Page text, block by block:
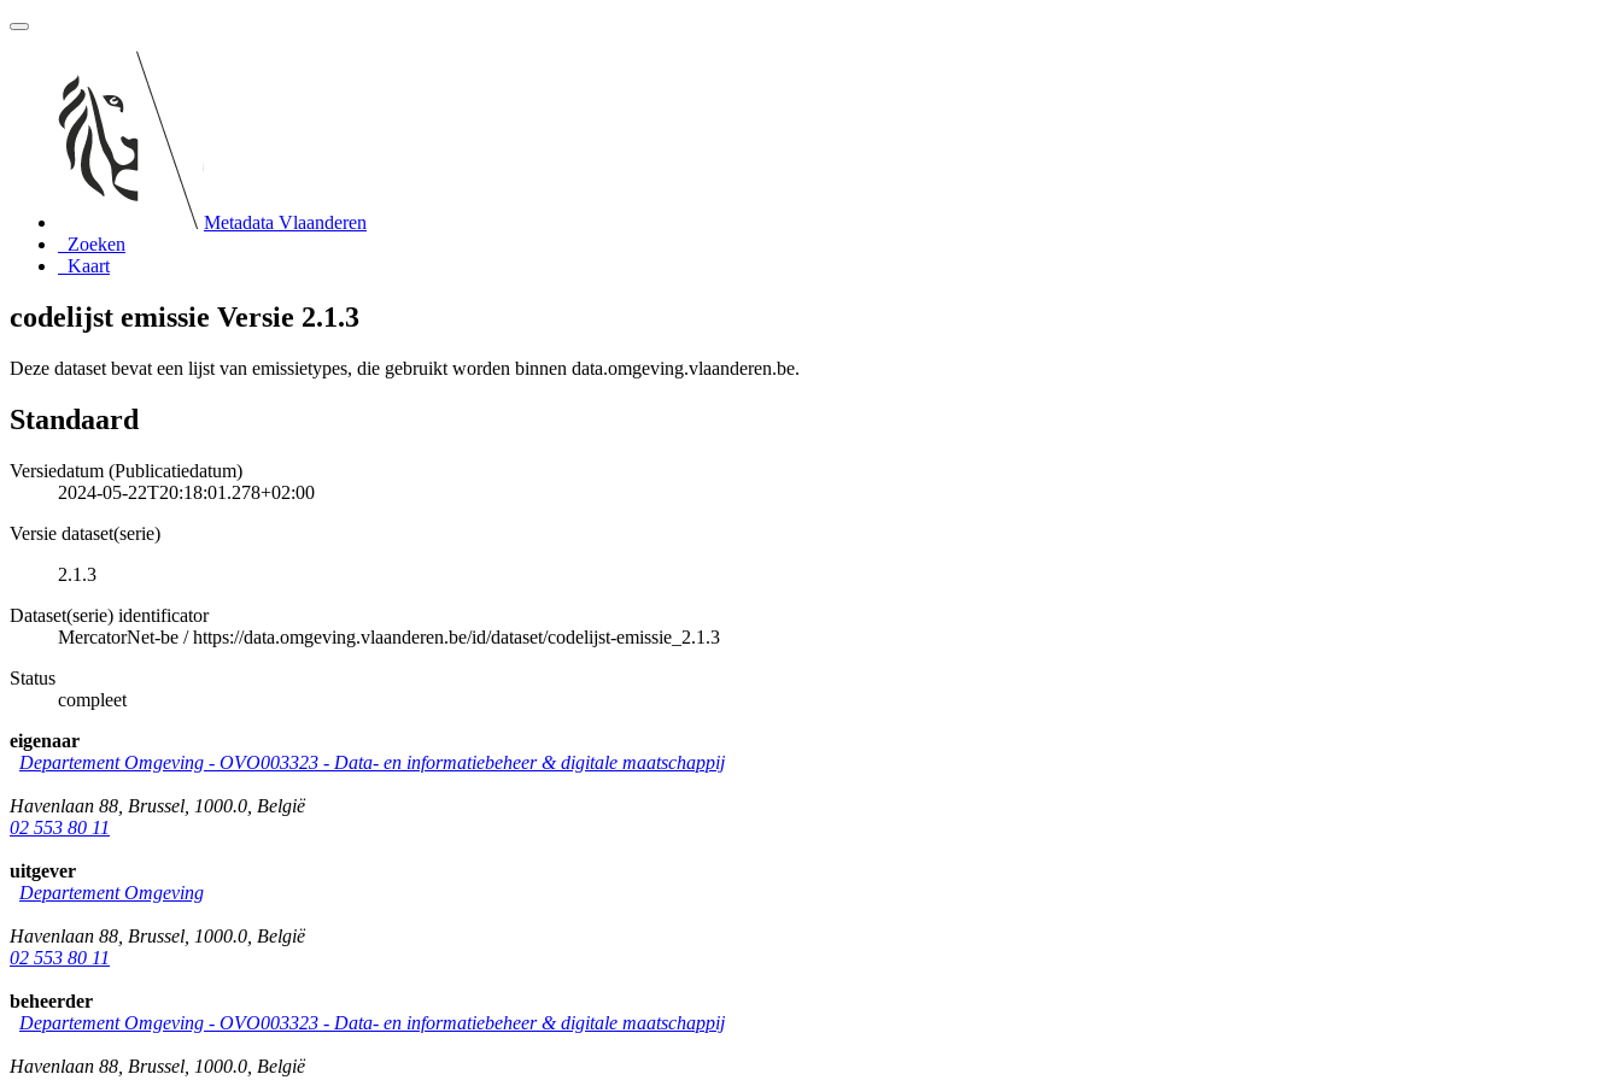
Metadata Vlaanderen
Zoeken
Kaart
codelijst emissie Versie 2.1.3
Deze dataset bevat een lijst van emissietypes, die gebruikt worden binnen data.omgeving.vlaanderen.be.
Standaard
Versiedatum (Publicatiedatum)
2024-05-22T20:18:01.278+02:00
Versie dataset(serie)
2.1.3
Dataset(serie) identificator
MercatorNet-be /https://data.omgeving.vlaanderen.be/id/dataset/codelijst-emissie_2.1.3
Status
compleet
eigenaar
Departement Omgeving - OVO003323 - Data- en informatiebeheer & digitale maatschappij
Havenlaan 88 Brussel 1000.0 België
02 553 80 11
uitgever
Departement Omgeving
Havenlaan 88 Brussel 1000.0 België
02 553 80 11
beheerder
Departement Omgeving - OVO003323 - Data- en informatiebeheer & digitale maatschappij
Havenlaan 88 Brussel 1000.0 België